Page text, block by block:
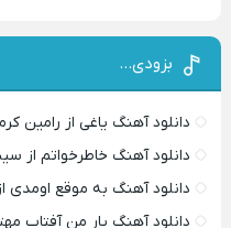
بزودی…
دانلود آهنگ یاغی از رامین
دانلود آهنگ خاطرخواتم از
دانلود آهنگ به موقع اومدی
دانلود آهنگ یار من